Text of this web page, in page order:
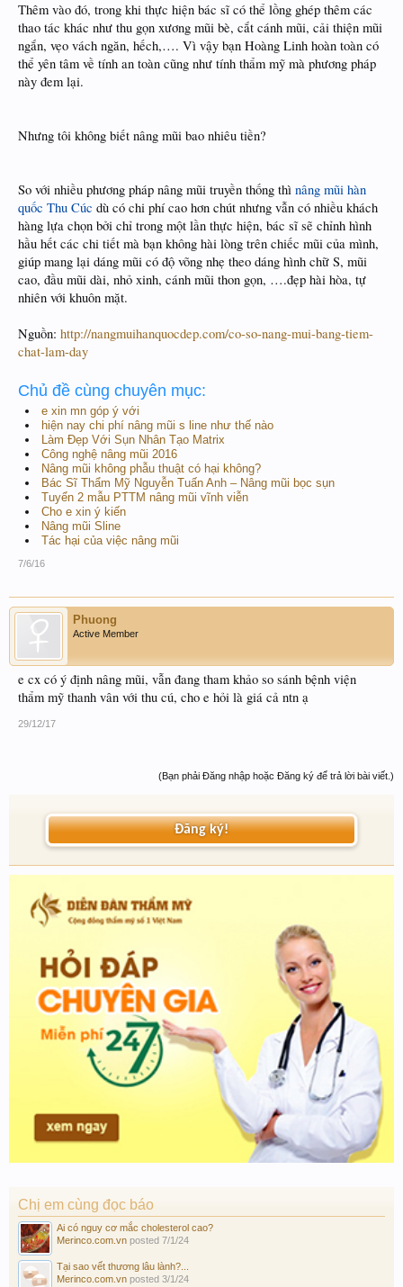
Thêm vào đó, trong khi thực hiện bác sĩ có thể lồng ghép thêm các
thao tác khác như thu gọn xương mũi bè, cắt cánh mũi, cải thiện mũi
ngắn, vẹo vách ngăn, hếch,…. Vì vậy bạn Hoàng Linh hoàn toàn có
thể yên tâm về tính an toàn cũng như tính thẩm mỹ mà phương pháp
này đem lại.
Nhưng tôi không biết nâng mũi bao nhiêu tiền?
So với nhiều phương pháp nâng mũi truyền thống thì nâng mũi hàn
quốc Thu Cúc dù có chi phí cao hơn chút nhưng vẫn có nhiều khách
hàng lựa chọn bởi chỉ trong một lần thực hiện, bác sĩ sẽ chỉnh hình
hầu hết các chi tiết mà bạn không hài lòng trên chiếc mũi của mình,
giúp mang lại dáng mũi có độ võng nhẹ theo dáng hình chữ S, mũi
cao, đầu mũi dài, nhỏ xinh, cánh mũi thon gọn, ….đẹp hài hòa, tự
nhiên với khuôn mặt.
Nguồn: http://nangmuihanquocdep.com/co-so-nang-mui-bang-tiem-
chat-lam-day
Chủ đề cùng chuyên mục:
e xin mn góp ý với
hiện nay chi phí nâng mũi s line như thế nào
Làm Đẹp Với Sụn Nhân Tạo Matrix
Công nghệ nâng mũi 2016
Nâng mũi không phẫu thuật có hại không?
Bác Sĩ Thẩm Mỹ Nguyễn Tuấn Anh – Nâng mũi bọc sụn
Tuyển 2 mẫu PTTM nâng mũi vĩnh viễn
Cho e xin ý kiến
Nâng mũi Sline
Tác hại của việc nâng mũi
7/6/16
Phuong
Active Member
e cx có ý định nâng mũi, vẫn đang tham khảo so sánh bệnh viện
thẩm mỹ thanh vân với thu cú, cho e hỏi là giá cả ntn ạ
29/12/17
(Bạn phải Đăng nhập hoặc Đăng ký để trả lời bài viết.)
Đăng ký!
Chị em cùng đọc báo
Ai có nguy cơ mắc cholesterol cao?
Merinco.com.vn posted 7/1/24
Tại sao vết thương lâu lành?...
Merinco.com.vn posted 3/1/24